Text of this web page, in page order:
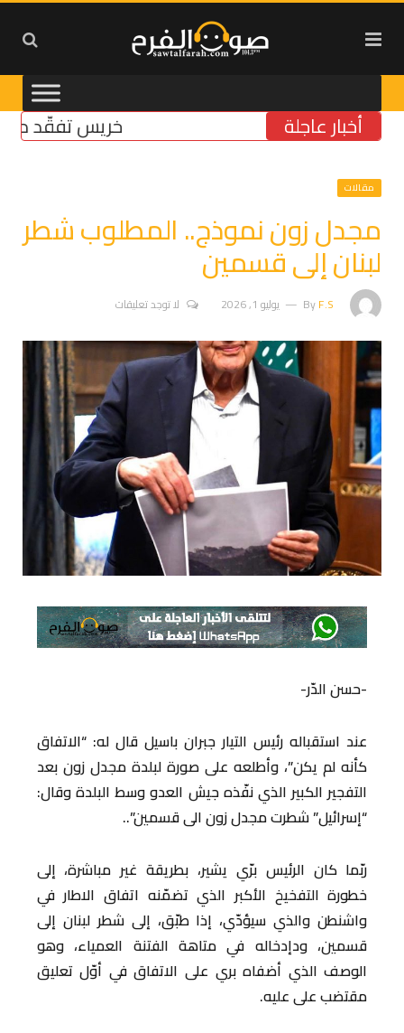
أخبار عاجلة خريس تفقّد مركز
مقالات
مجدل زون نموذج.. المطلوب شطر
لبنان إلى قسمين
ByF.S يوليو 1, 2026 لا توجد تعليقات
-حسن الدّر-
عند استقباله رئيس التيار جبران باسيل قال له: “الاتفاق
كأنه لم يكن”، وأطلعه على صورة لبلدة مجدل زون بعد
التفجير الكبير الذي نفّذه جيش العدو وسط البلدة وقال:
“إسرائيل” شطرت مجدل زون الى قسمين”..
ربّما كان الرئيس برّي يشير، بطريقة غير مباشرة، إلى
خطورة التفخيخ الأكبر الذي تضمّنه اتفاق الاطار في
واشنطن والذي سيؤدّي، إذا طبّق، إلى شطر لبنان إلى
قسمين، ودإدخاله في متاهة الفتنة العمياء، وهو
الوصف الذي أضفاه بري على الاتفاق في أوّل تعليق
مقتضب على عليه.